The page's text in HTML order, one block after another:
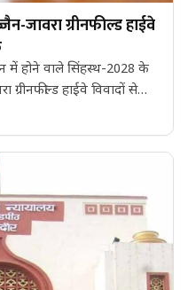
जावरा ग्रीनफील्ड हाईवे
में होने वाले सिंहस्थ-2028 के
ग्रीनफील्ड हाईवे विवादों से…